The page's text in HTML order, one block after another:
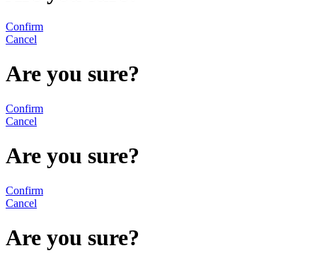
Confirm
Cancel
Are you sure?
Confirm
Cancel
Are you sure?
Confirm
Cancel
Are you sure?